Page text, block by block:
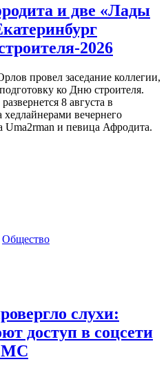
и две «Лады
2026
провел заседание коллегии,
ко Дню строителя.
8 августа в
хедлайнерами вечернего
Uma2rman и певица Афродита.
Общество
слухи:
доступ в соцсети